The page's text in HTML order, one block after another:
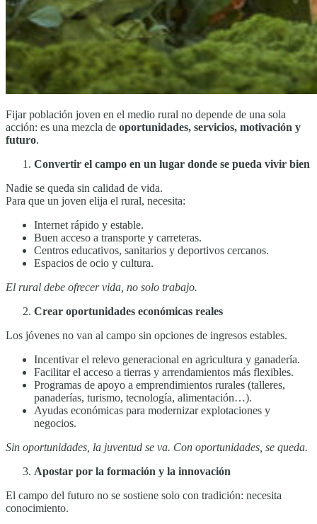
Fijar población joven en el medio rural no depende de una sola
acción: es una mezcla de oportunidades, servicios, motivación y
futuro.
Convertir el campo en un lugar donde se pueda vivir bien
Nadie se queda sin calidad de vida.
Para que un joven elija el rural, necesita:
Internet rápido y estable.
Buen acceso a transporte y carreteras.
Centros educativos, sanitarios y deportivos cercanos.
Espacios de ocio y cultura.
El rural debe ofrecer vida, no solo trabajo.
Crear oportunidades económicas reales
Los jóvenes no van al campo sin opciones de ingresos estables.
Incentivar el relevo generacional en agricultura y ganadería.
Facilitar el acceso a tierras y arrendamientos más flexibles.
Programas de apoyo a emprendimientos rurales (talleres,
panaderías, turismo, tecnología, alimentación…).
Ayudas económicas para modernizar explotaciones y
negocios.
Sin oportunidades, la juventud se va. Con oportunidades, se queda.
Apostar por la formación y la innovación
El campo del futuro no se sostiene solo con tradición: necesita
conocimiento.